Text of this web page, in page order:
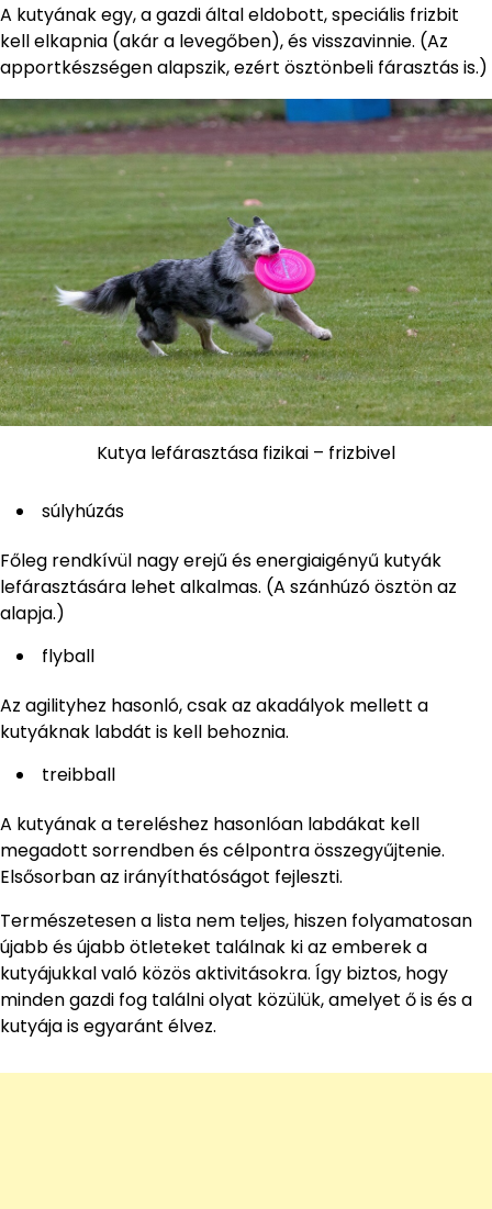
A kutyának egy, a gazdi által eldobott, speciális frizbit
kell elkapnia (akár a levegőben), és visszavinnie. (Az
apportkészségen alapszik, ezért ösztönbeli fárasztás is.)
Kutya lefárasztása fizikai – frizbivel
súlyhúzás
Főleg rendkívül nagy erejű és energiaigényű kutyák
lefárasztására lehet alkalmas. (A szánhúzó ösztön az
alapja.)
flyball
Az agilityhez hasonló, csak az akadályok mellett a
kutyáknak labdát is kell behoznia.
treibball
A kutyának a tereléshez hasonlóan labdákat kell
megadott sorrendben és célpontra összegyűjtenie.
Elsősorban az irányíthatóságot fejleszti.
Természetesen a lista nem teljes, hiszen folyamatosan
újabb és újabb ötleteket találnak ki az emberek a
kutyájukkal való közös aktivitásokra. Így biztos, hogy
minden gazdi fog találni olyat közülük, amelyet ő is és a
kutyája is egyaránt élvez.